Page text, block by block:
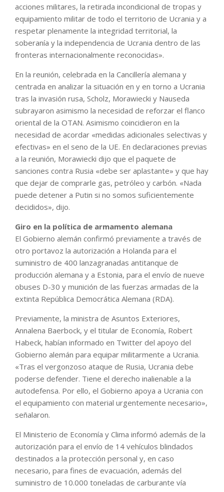
acciones militares, la retirada incondicional de tropas y
equipamiento militar de todo el territorio de Ucrania y a
respetar plenamente la integridad territorial, la
soberanía y la independencia de Ucrania dentro de las
fronteras internacionalmente reconocidas».
En la reunión, celebrada en la Cancillería alemana y
centrada en analizar la situación en y en torno a Ucrania
tras la invasión rusa, Scholz, Morawiecki y Nauseda
subrayaron asimismo la necesidad de reforzar el flanco
oriental de la OTAN. Asimismo coincidieron en la
necesidad de acordar «medidas adicionales selectivas y
efectivas» en el seno de la UE. En declaraciones previas
a la reunión, Morawiecki dijo que el paquete de
sanciones contra Rusia «debe ser aplastante» y que hay
que dejar de comprarle gas, petróleo y carbón. «Nada
puede detener a Putin si no somos suficientemente
decididos», dijo.
Giro en la política de armamento alemana
El Gobierno alemán confirmó previamente a través de
otro portavoz la autorización a Holanda para el
suministro de 400 lanzagranadas antitanque de
producción alemana y a Estonia, para el envío de nueve
obuses D-30 y munición de las fuerzas armadas de la
extinta República Democrática Alemana (RDA).
Previamente, la ministra de Asuntos Exteriores,
Annalena Baerbock, y el titular de Economía, Robert
Habeck, habían informado en Twitter del apoyo del
Gobierno alemán para equipar militarmente a Ucrania.
«Tras el vergonzoso ataque de Rusia, Ucrania debe
poderse defender. Tiene el derecho inalienable a la
autodefensa. Por ello, el Gobierno apoya a Ucrania con
el equipamiento con material urgentemente necesario»,
señalaron.
El Ministerio de Economía y Clima informó además de la
autorización para el envío de 14 vehículos blindados
destinados a la protección personal y, en caso
necesario, para fines de evacuación, además del
suministro de 10.000 toneladas de carburante vía